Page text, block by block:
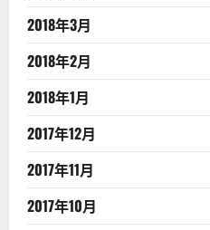
2018年3月
2018年2月
2018年1月
2017年12月
2017年11月
2017年10月